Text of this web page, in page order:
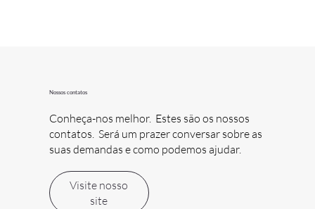
Nossos contatos
Conheça-nos melhor. Estes são os nossos
contatos. Será um prazer conversar sobre as
suas demandas e como podemos ajudar.
Visite nosso
site